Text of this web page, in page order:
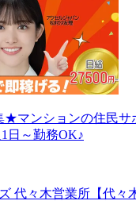
★マンションの住民
日～勤務OK♪
代々木営業所【代々